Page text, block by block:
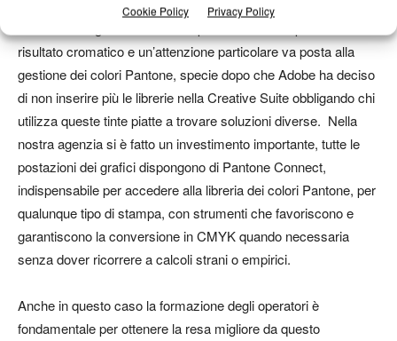
Cookie Policy Privacy Policy
risultato cromatico e un’attenzione particolare va posta alla
gestione dei colori Pantone, specie dopo che Adobe ha deciso
di non inserire più le librerie nella Creative Suite obbligando chi
utilizza queste tinte piatte a trovare soluzioni diverse. Nella
nostra agenzia si è fatto un investimento importante, tutte le
postazioni dei grafici dispongono di Pantone Connect,
indispensabile per accedere alla libreria dei colori Pantone, per
qualunque tipo di stampa, con strumenti che favoriscono e
garantiscono la conversione in CMYK quando necessaria
senza dover ricorrere a calcoli strani o empirici.
Anche in questo caso la formazione degli operatori è
fondamentale per ottenere la resa migliore da questo